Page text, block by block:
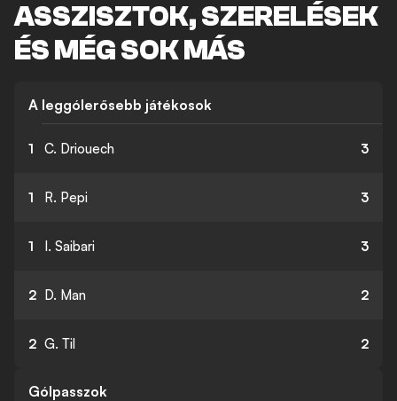
ASSZISZTOK, SZERELÉSEK
ÉS MÉG SOK MÁS
A leggólerősebb játékosok
1 C. Driouech 3
1 R. Pepi 3
1 I. Saibari 3
2 D. Man 2
2 G. Til 2
Gólpasszok